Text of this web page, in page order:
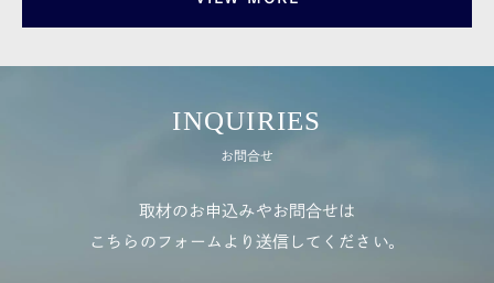
INQUIRIES
お問合せ
取材のお申込みやお問合せは
こちらのフォームより送信してください。